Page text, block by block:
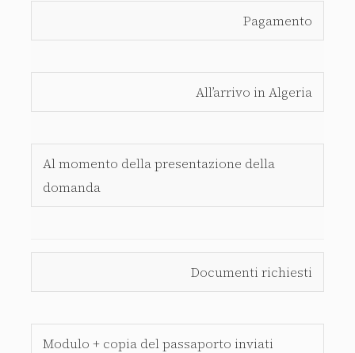
Pagamento
All’arrivo in Algeria
Al momento della presentazione della
domanda
Documenti richiesti
Modulo + copia del passaporto inviati